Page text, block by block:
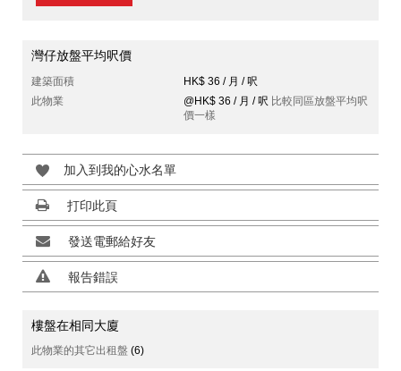
灣仔放盤平均呎價
建築面積
HK$ 36 / 月 / 呎
此物業
@HK$ 36 / 月 / 呎 比較同區放盤平均呎
價一樣
加入到我的心水名單
打印此頁
發送電郵給好友
報告錯誤
樓盤在相同大廈
此物業的其它出租盤 (6)